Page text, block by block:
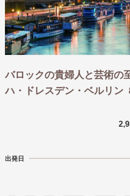
バロックの貴婦人と芸術の
ハ・ドレスデン・ベルリン
出発日